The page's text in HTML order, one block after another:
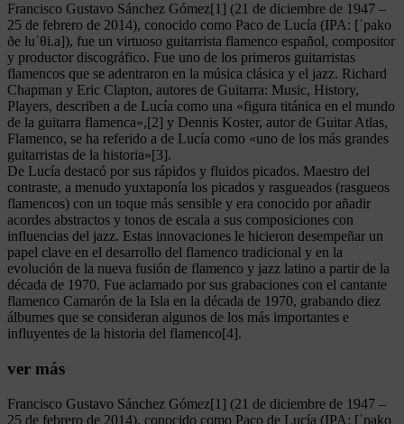
Francisco Gustavo Sánchez Gómez[1] (21 de diciembre de 1947 –
25 de febrero de 2014), conocido como Paco de Lucía (IPA: [ˈpako
ðe luˈθi.a]), fue un virtuoso guitarrista flamenco español, compositor
y productor discográfico. Fue uno de los primeros guitarristas
flamencos que se adentraron en la música clásica y el jazz. Richard
Chapman y Eric Clapton, autores de Guitarra: Music, History,
Players, describen a de Lucía como una «figura titánica en el mundo
de la guitarra flamenca»,[2] y Dennis Koster, autor de Guitar Atlas,
Flamenco, se ha referido a de Lucía como «uno de los más grandes
guitarristas de la historia»[3].
De Lucía destacó por sus rápidos y fluidos picados. Maestro del
contraste, a menudo yuxtaponía los picados y rasgueados (rasgueos
flamencos) con un toque más sensible y era conocido por añadir
acordes abstractos y tonos de escala a sus composiciones con
influencias del jazz. Estas innovaciones le hicieron desempeñar un
papel clave en el desarrollo del flamenco tradicional y en la
evolución de la nueva fusión de flamenco y jazz latino a partir de la
década de 1970. Fue aclamado por sus grabaciones con el cantante
flamenco Camarón de la Isla en la década de 1970, grabando diez
álbumes que se consideran algunos de los más importantes e
influyentes de la historia del flamenco[4].
ver más
Francisco Gustavo Sánchez Gómez[1] (21 de diciembre de 1947 –
25 de febrero de 2014), conocido como Paco de Lucía (IPA: [ˈpako